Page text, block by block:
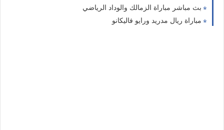
بث مباشر مباراة الزمالك والوداد الرياضي
مباراة ريال مدريد ورايو فاليكانو